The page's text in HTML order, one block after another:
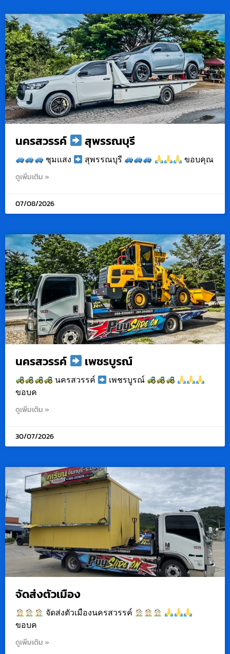
นครสวรรค์ สุพรรณบุรี
ชุมเเสง สุพรรณบุรี ขอบคุณ
ดูเพิ่มเติม »
07/08/2026
นครสวรรค์ เพชรบูรณ์
นครสวรรค์
เพชรบูรณ์
ขอบค
ดูเพิ่มเติม »
30/07/2026
จัดส่งตัวเมือง
จัดส่งตัวเมืองนครสวรรค์
ขอบค
ดูเพิ่มเติม »